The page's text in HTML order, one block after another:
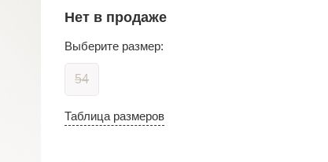
Нет в продаже
Выберите размер:
54
Таблица размеров